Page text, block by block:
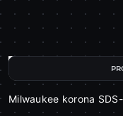
Milwaukee korona